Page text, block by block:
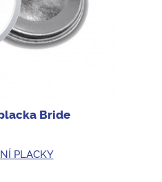
Bride
PLACKY